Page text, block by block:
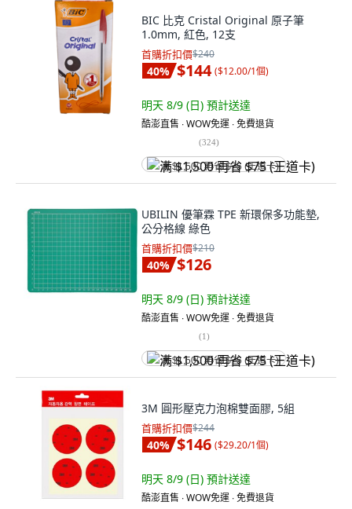
BIC 比克 Cristal Original 原子筆
1.0mm, 紅色, 12支
首購折扣價$240
40% $144 ($12.00/1個)
明天 8/9 (日) 預計送達
酷澎直售 ∙ WOW免運 ∙ 免費退貨
(324)
满 $1,500 再省 $75 (王道卡)
UBILIN 優筆霖 TPE 新環保多功能墊,
公分格線 綠色
首購折扣價$210
40% $126
明天 8/9 (日) 預計送達
酷澎直售 ∙ WOW免運 ∙ 免費退貨
(1)
满 $1,500 再省 $75 (王道卡)
3M 圓形壓克力泡棉雙面膠, 5組
首購折扣價$244
40% $146 ($29.20/1個)
明天 8/9 (日) 預計送達
酷澎直售 ∙ WOW免運 ∙ 免費退貨